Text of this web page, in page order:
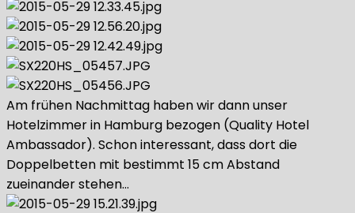
Am frühen Nachmittag haben wir dann unser
Hotelzimmer in Hamburg bezogen (Quality Hotel
Ambassador). Schon interessant, dass dort die
Doppelbetten mit bestimmt 15 cm Abstand
zueinander stehen…